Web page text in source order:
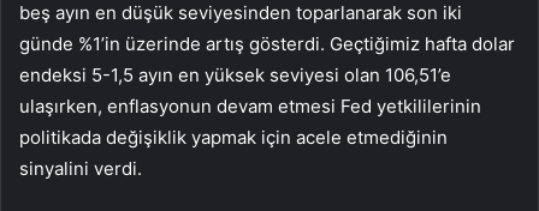
beş ayın en düşük seviyesinden toparlanarak son iki
günde %1’in üzerinde artış gösterdi. Geçtiğimiz hafta dolar
endeksi 5-1,5 ayın en yüksek seviyesi olan 106,51’e
ulaşırken, enflasyonun devam etmesi Fed yetkililerinin
politikada değişiklik yapmak için acele etmediğinin
sinyalini verdi.